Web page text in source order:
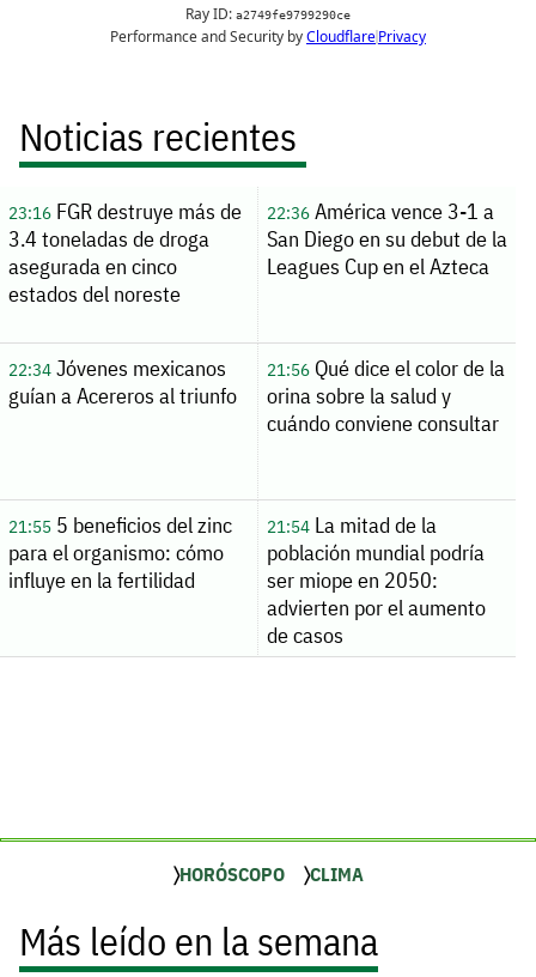
Noticias recientes
23:16FGR destruye más de
3.4 toneladas de droga
asegurada en cinco
estados del noreste
22:36América vence 3-1 a
San Diego en su debut de la
Leagues Cup en el Azteca
22:34Jóvenes mexicanos
guían a Acereros al triunfo
21:56Qué dice el color de la
orina sobre la salud y
cuándo conviene consultar
21:555 beneficios del zinc
para el organismo: cómo
influye en la fertilidad
21:54La mitad de la
población mundial podría
ser miope en 2050:
advierten por el aumento
de casos
HORÓSCOPO CLIMA
Más leído en la semana